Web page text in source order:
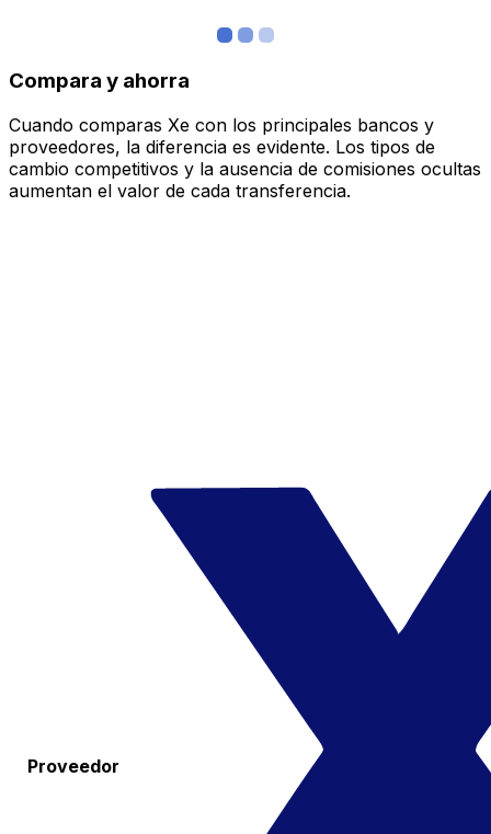
Compara y ahorra
Cuando comparas Xe con los principales bancos y
proveedores, la diferencia es evidente. Los tipos de
cambio competitivos y la ausencia de comisiones ocultas
aumentan el valor de cada transferencia.
Proveedor